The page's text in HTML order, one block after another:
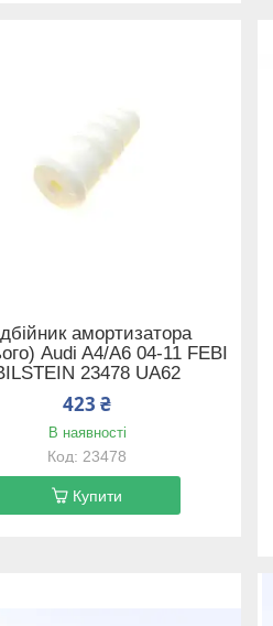
амортизатора
Audi A4/A6 04-11 FEBI
23478 UA62
423 ₴
В наявності
23478
Купити